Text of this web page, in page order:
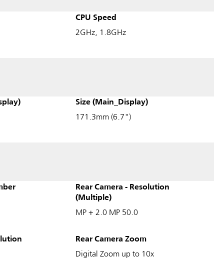
CPU Speed
2GHz, 1.8GHz
Size (Main_Display)
171.3mm (6.7")
Rear Camera - Resolution
(Multiple)
50.0 MP + 2.0 MP
Rear Camera Zoom
Digital Zoom up to 10x